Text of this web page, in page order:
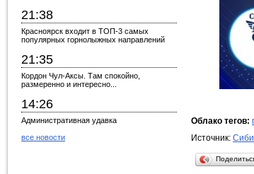
21:38
Красноярск входит в ТОП-3 самых
популярных горнолыжных направлений
21:35
Кордон Чул-Аксы. Там спокойно,
размеренно и интересно...
14:26
Административная удавка
все новости
Облако тегов:
Источник: